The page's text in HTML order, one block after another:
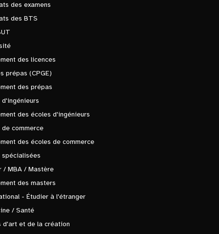
des examens
des BTS
des licences
prépas (CPGE)
des prépas
d'ingénieurs
des écoles d'ingénieurs
de commerce
des écoles de commerce
spécialisées
/ MBA / Mastère
des masters
- Étudier à l'étranger
/ Santé
d'art et de la création